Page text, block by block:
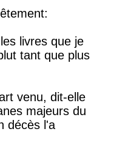
livres que je
tant que plus
venu, dit-elle
majeurs du
décès l'a